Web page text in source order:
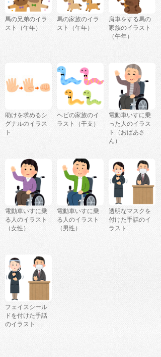
馬の兄弟のイラ
スト（午年）
馬の家族のイラ
スト（午年）
肩車をする馬の
家族のイラスト
（午年）
助けを求めるシ
グナルのイラス
ト
ヘビの家族のイ
ラスト（干支）
電動車いすに乗
った人のイラス
ト（おばあさ
ん）
電動車いすに乗
る人のイラスト
（女性）
電動車いすに乗
る人のイラスト
（男性）
透明なマスクを
付けた手話のイ
ラスト
フェイスシール
ドを付けた手話
のイラスト